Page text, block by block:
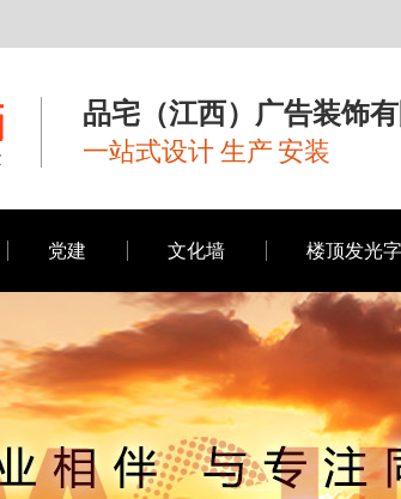
品宅（江西）广告装饰
一站式设计 生产 安装
党建 文化墙 楼顶发光字